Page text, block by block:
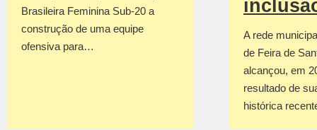
Brasileira Feminina Sub-20 a
construção de uma equipe
ofensiva para…
A rede
de Feira de
alcançou, em
resultado de
histórica